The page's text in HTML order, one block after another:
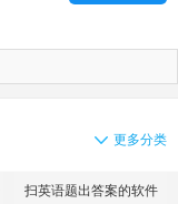
更多分类
扫英语题出答案的软件